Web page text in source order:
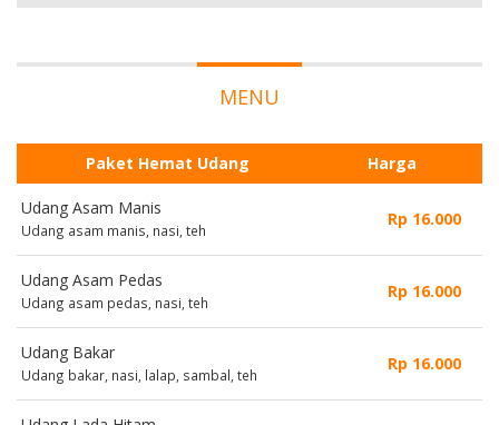
MENU
Paket Hemat Udang Harga
Udang Asam Manis
Udang asam manis, nasi, teh
Rp 16.000
Udang Asam Pedas
Udang asam pedas, nasi, teh
Rp 16.000
Udang Bakar
Udang bakar, nasi, lalap, sambal, teh
Rp 16.000